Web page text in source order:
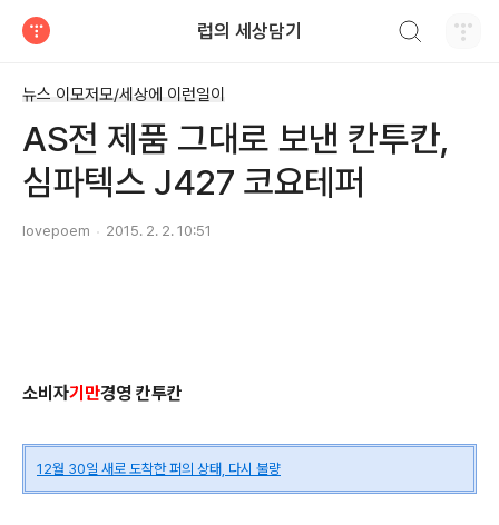
럽의 세상담기
뉴스 이모저모/세상에 이런일이
AS전 제품 그대로 보낸 칸투칸,
심파텍스 J427 코요테퍼
lovepoem 2015. 2. 2. 10:51
소비자기만경영 칸투칸
12월 30일 새로 도착한 퍼의 상태, 다시 불량